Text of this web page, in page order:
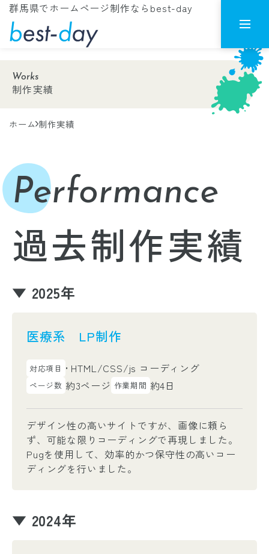
群馬県でホームページ制作ならbest-day
制作実績
Works
ホーム 制作実績
Performance
過去制作実績
▼ 2025年
医療系 LP制作
対応項目 HTML/CSS/js コーディング
ページ数 約3ページ 作業期間 約4日
デザイン性の高いサイトですが、画像に頼ら
ず、可能な限りコーディングで再現しました。
Pugを使用して、効率的かつ保守性の高いコー
ディングを行いました。
▼ 2024年